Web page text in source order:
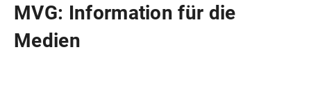
MVG: Information für die
Medien